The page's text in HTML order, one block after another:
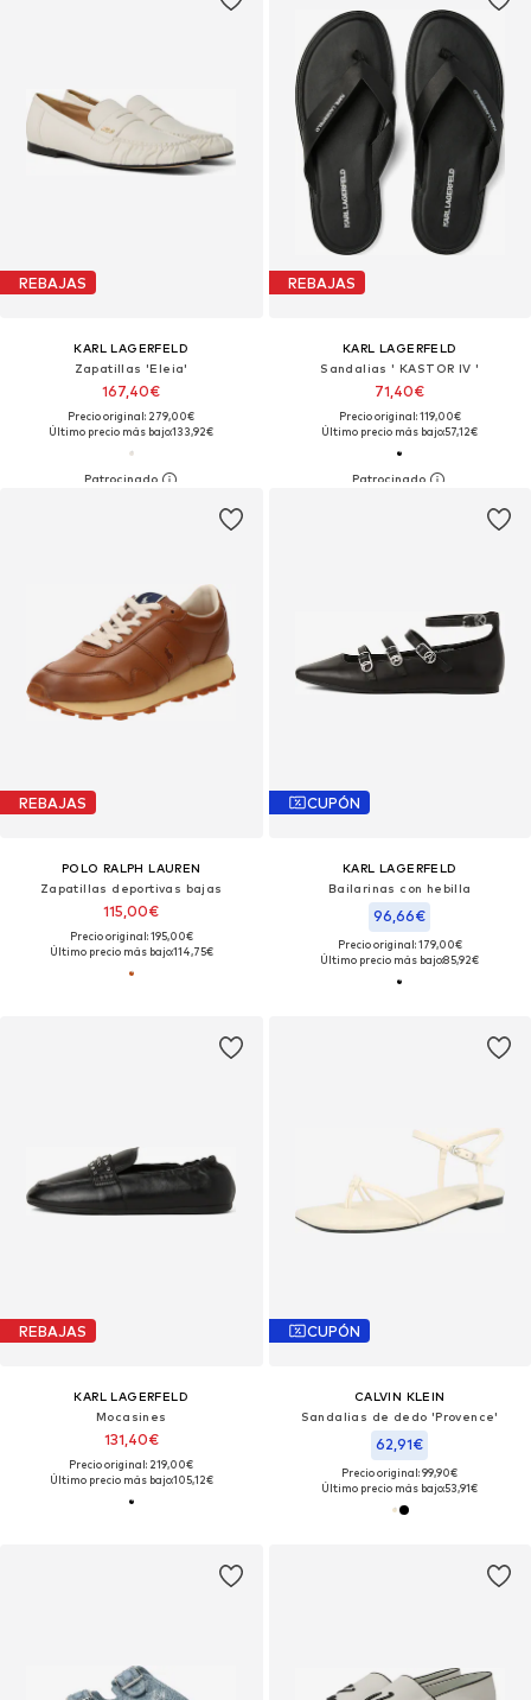
REBAJAS
KARL LAGERFELD
Zapatillas 'Eleia'
167,40€
Precio original: 279,00€
Último precio más bajo:133,92€
REBAJAS
KARL LAGERFELD
Sandalias ' KASTOR IV '
71,40€
Precio original: 119,00€
Último precio más bajo:57,12€
REBAJAS
POLO RALPH LAUREN
Zapatillas deportivas bajas
115,00€
Precio original: 195,00€
Último precio más bajo:114,75€
CUPÓN
KARL LAGERFELD
Bailarinas con hebilla
96,66€
Precio original: 179,00€
Último precio más bajo:85,92€
REBAJAS
KARL LAGERFELD
Mocasines
131,40€
Precio original: 219,00€
Último precio más bajo:105,12€
CUPÓN
CALVIN KLEIN
Sandalias de dedo 'Provence'
62,91€
Precio original: 99,90€
Último precio más bajo:53,91€